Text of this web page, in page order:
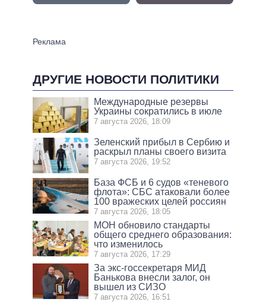
ДРУГИЕ НОВОСТИ ПОЛИТИКИ
Международные резервы
Украины сократились в июле
7 августа 2026, 18:09
Зеленский прибыл в Сербию и
раскрыл планы своего визита
7 августа 2026, 19:52
База ФСБ и 6 судов «теневого
флота»: СБС атаковали более
100 вражеских целей россиян
7 августа 2026, 18:05
МОН обновило стандарты
общего среднего образования:
что изменилось
7 августа 2026, 17:29
За экс-госсекретаря МИД
Банькова внесли залог, он
вышел из СИЗО
7 августа 2026, 16:51